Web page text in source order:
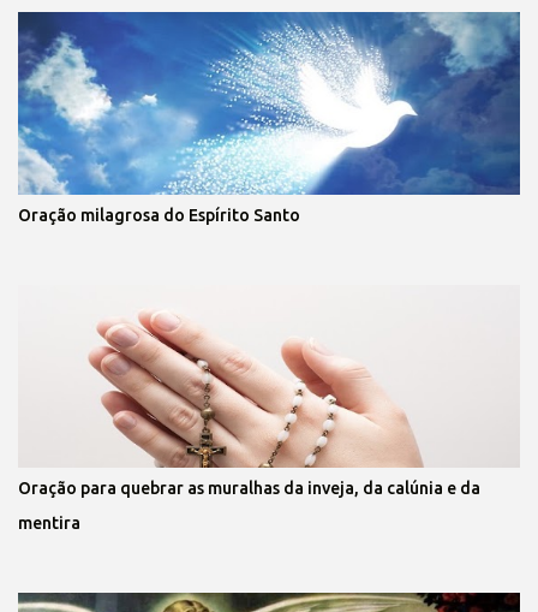
Oração milagrosa do Espírito Santo
Oração para quebrar as muralhas da inveja, da calúnia e da
mentira